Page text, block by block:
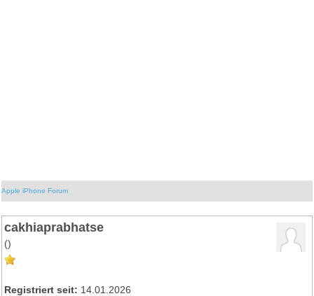
Apple iPhone Forum
cakhiaprabhatse
()
Registriert seit: 14.01.2026